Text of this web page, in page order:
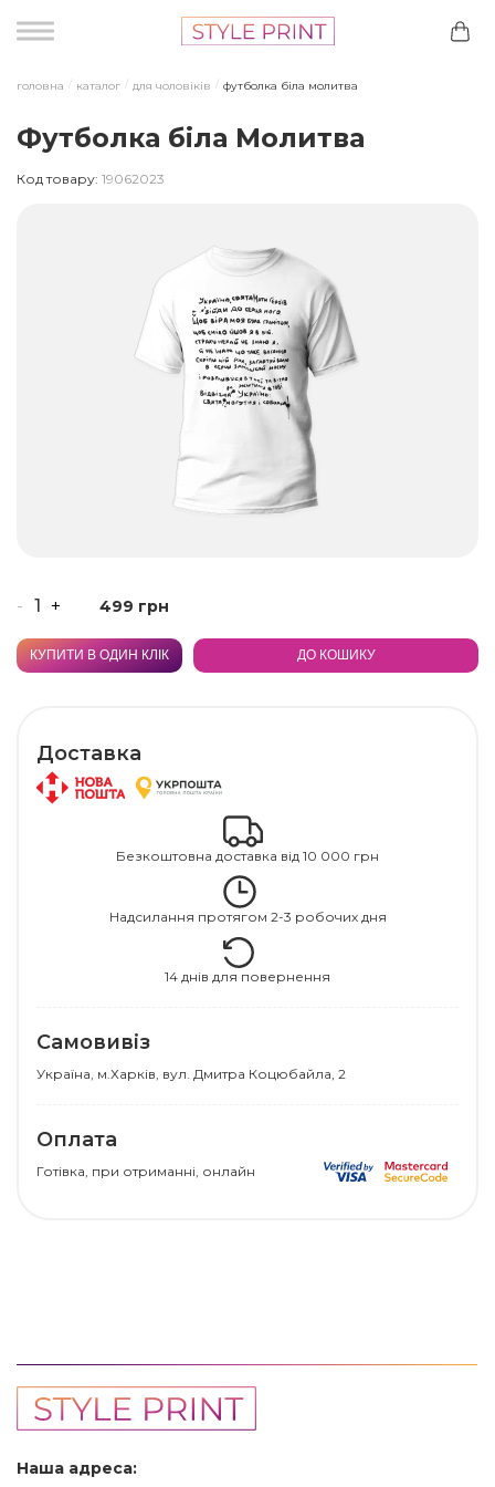
головна каталог для чоловіків футболка біла молитва
Футболка біла Молитва
Код товару: 19062023
- + 499 грн
КУПИТИ В ОДИН КЛІК ДО КОШИКУ
Доставка
Безкоштовна доставка від 10 000 грн
Надсилання протягом 2-3 робочих дня
14 днів для повернення
Самовивіз
Українa, м.Харків, вул. Дмитра Коцюбайла, 2
Оплата
Готівка, при отриманні, онлайн
Наша адреса: